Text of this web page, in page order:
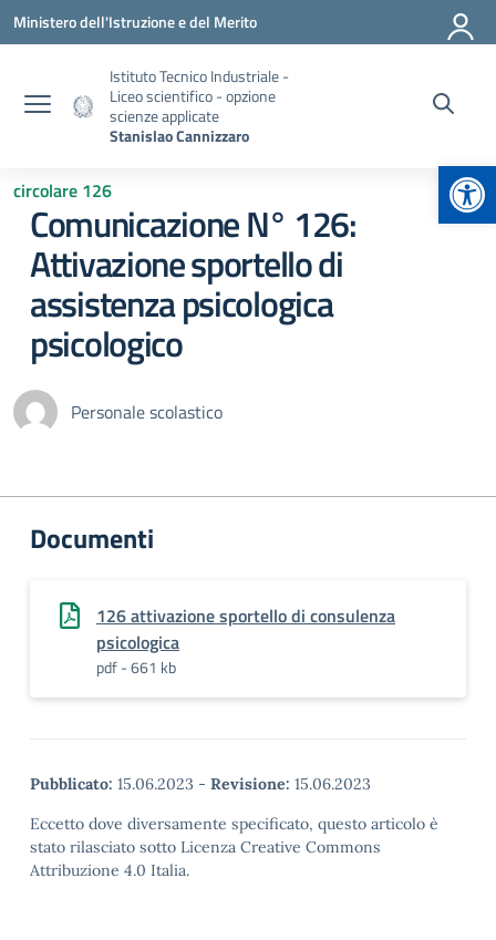
Vai ai contenuti
Vai al menu di navigazione
Vai al footer
Ministero dell'Istruzione e del Merito
Istituto Tecnico Industriale -
Liceo scientifico - opzione
scienze applicate
Stanislao Cannizzaro
circolare 126
Comunicazione N° 126:
Attivazione sportello di
assistenza psicologica
psicologico
Personale scolastico
Documenti
126 attivazione sportello di consulenza
psicologica
pdf - 661 kb
Pubblicato: 15.06.2023 - Revisione: 15.06.2023
Eccetto dove diversamente specificato, questo articolo è
stato rilasciato sotto Licenza Creative Commons
Attribuzione 4.0 Italia.